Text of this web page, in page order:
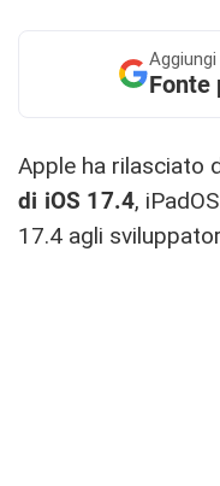
Aggiungi
Fonte
Apple ha rilasciato
di iOS 17.4,
17.4 agli